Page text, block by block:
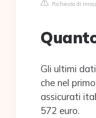
Richiesta di
Gli ultimi
che nel
assicurati
572 euro.